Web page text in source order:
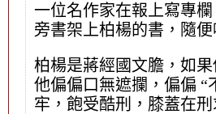
一位名作家在報上寫專
旁書架上柏楊的書，隨
柏楊是蔣經國文膽，如
他偏偏口無遮攔，偏偏
牢，飽受酷刑，膝蓋在